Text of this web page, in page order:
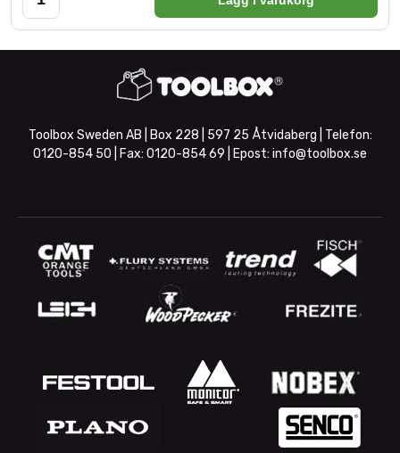
Toolbox Sweden AB | Box 228 | 597 25 Åtvidaberg | Telefon:
0120-854 50 | Fax: 0120-854 69 | Epost: info@toolbox.se